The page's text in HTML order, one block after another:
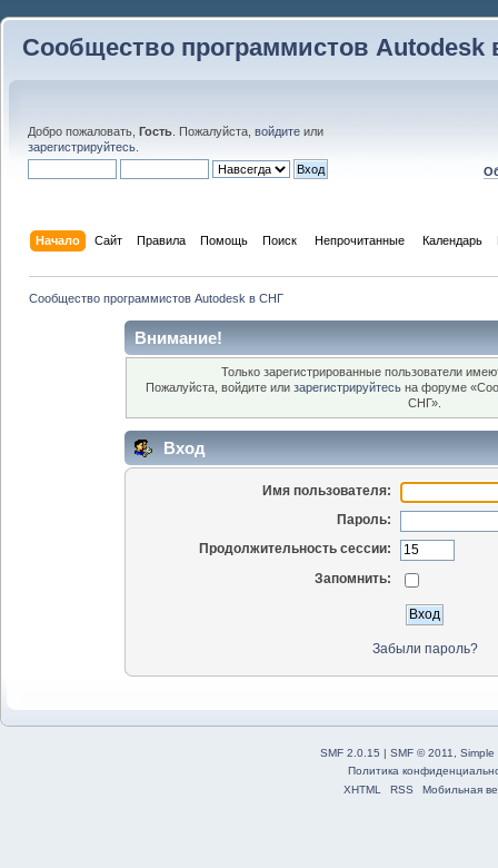
Сообщество программистов Autodesk
Добро пожаловать, Гость . Пожалуйста, войдите или
зарегистрируйтесь
Начало Сайт Правила Помощь Поиск Непрочитанные Календарь
Сообщество программистов Autodesk в СНГ
Внимание!
Только зарегистрированные пользователи
Пожалуйста, войдите или зарегистрируйтесь на форуме
СНГ».
Вход
Имя пользователя:
Пароль:
Продолжительность сессии:
Запомнить:
Забыли пароль?
SMF 2.0.15 | SMF © 2011
Simple
Политика
XHTML
RSS Мобильная